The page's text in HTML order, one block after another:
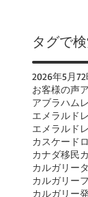
タグで
2026年5月
お客様の声
アブラハム
エメラルド
エメラルド
カスケード
カナダ移民
カルガリー
カルガリー発